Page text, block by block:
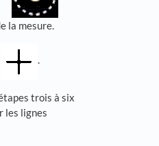
la mesure.
.
trois à six
les lignes